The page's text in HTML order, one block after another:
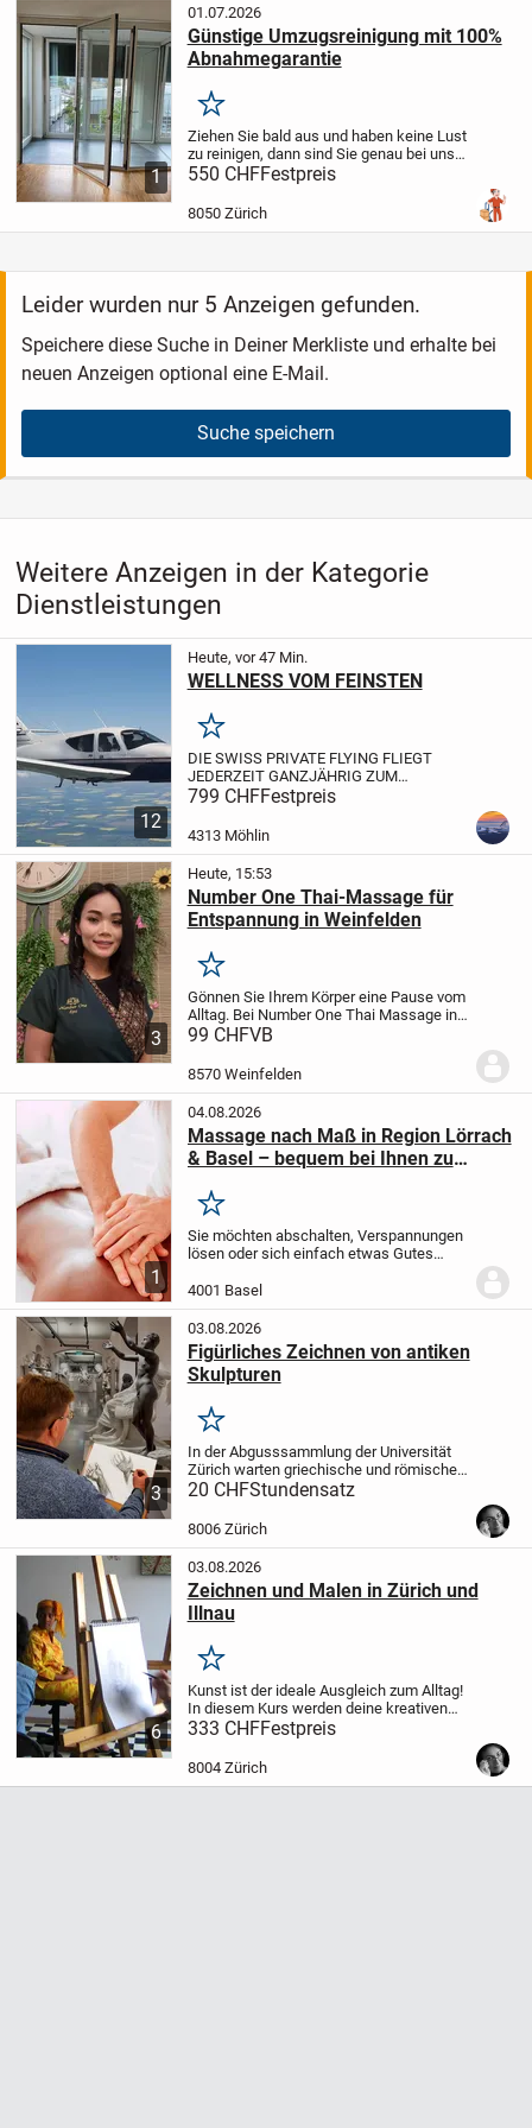
1
01.07.2026
Günstige Umzugsreinigung mit 100%
Abnahmegarantie
Merken
Ziehen Sie bald aus und haben keine Lust
zu reinigen, dann sind Sie genau bei uns
richtig. Überzeugen Sie sich selbst. Bei
der Wohnungsübergabe sind wir natürlich
vor Ort mit 100% Abnahmegarantie....
550 CHFFestpreis
8050 Zürich
Leider wurden nur 5 Anzeigen gefunden.
Speichere diese Suche in Deiner Merkliste und erhalte bei
neuen Anzeigen optional eine E-Mail.
Suche speichern
Weitere Anzeigen in der Kategorie
Dienstleistungen
12
Heute, vor 47 Min.
WELLNESS VOM FEINSTEN
Merken
DIE SWISS PRIVATE FLYING FLIEGT
JEDERZEIT GANZJÄHRIG ZUM
GRÖSSTEN WELLNESS CENTER IN
EUROPA. DAS WELLNESS CENTER IN
ERDING LÄSST KEINE WÜNSCHE OFFEN.
EIN PARADIES...
799 CHFFestpreis
4313 Möhlin
3
Heute, 15:53
Number One Thai-Massage für
Entspannung in Weinfelden
Merken
Gönnen Sie Ihrem Körper eine Pause vom
Alltag. Bei Number One Thai Massage in
Weinfelden erwartet Sie professionelle
und stilvollen Ambiente.
99 CHFVB
8570 Weinfelden
1
04.08.2026
Massage nach Maß in Region Lörrach
& Basel – bequem bei Ihnen zu
mirMerken
Sie möchten abschalten, Verspannungen
lösen oder sich einfach etwas Gutes
und Wohlfühl-Behandlungen –
abgestimmt auf Ihre Bedürfnisse.Mein
Angebot:Wellness- &...
4001 Basel
3
03.08.2026
Figürliches Zeichnen von antiken
Skulpturen
Merken
In der Abgusssammlung der Universität
Zürich warten griechische und römische
Skulpturen aus der Antike darauf, von dir
unterstütze dich dabei, Proportionen und...
20 CHFStundensatz
8006 Zürich
6
03.08.2026
Zeichnen und Malen in Zürich und
Illnau
Merken
Kunst ist der ideale Ausgleich zum Alltag!
In diesem Kurs werden deine kreativen
und künstlerisch-gestalterischen
Fähigkeiten individuell gefördert und
weiterentwickelt. Du setzt eigene Motive
333 CHFFestpreis
8004 Zürich